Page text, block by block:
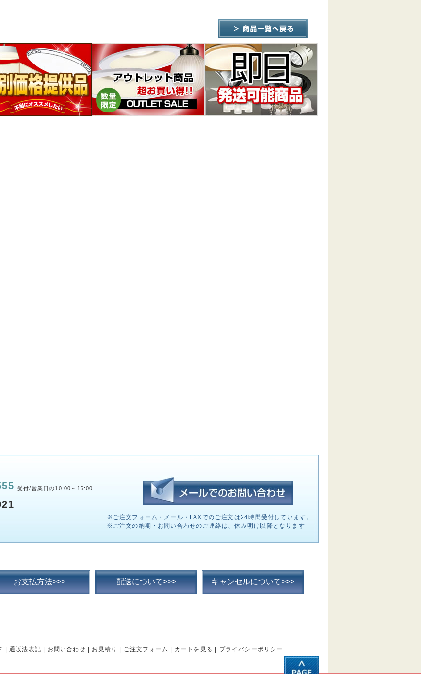
受付/営業日の10:00～16:00
※ご注文フォーム・メール・FAXでのご注文は24時間受付しています。
※ご注文の納期・お問い合わせのご連絡は、休み明け以降となります
お支払方法>>> 配送について>>> キャンセルについて>>>
通販法表記 お問い合わせ お見積り ご注文フォーム カートを見る プライバシーポリシー